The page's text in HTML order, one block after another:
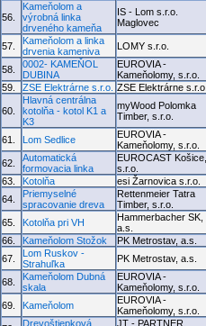
56.
Kameňolom a
výrobná linka
drveného kameňa
IS - Lom s.r.o.
Maglovec
57.
Kameňolom a linka
drvenia kameniva
LOMY s.r.o.
58.
0002- KAMEŇOL
DUBINA
EUROVIA -
Kameňolomy, s.r.o.
59.
ZSE Elektrárne s.r.o. ZSE Elektrárne s.r.o.
60.
Hlavná centrálna
kotolňa - kotol K1 a
K3
myWood Polomka
Timber, s.r.o.
61. Lom Sedlice
EUROVIA -
Kameňolomy, s.r.o.
62.
Automatická
formovacia linka
EUROCAST Košice,
s.r.o.
63.
Kotolňa esi Žarnovica s.r.o.
64.
Priemyselné
spracovanie dreva
Rettenmeier Tatra
Timber, s.r.o.
65. Kotolňa pri VH
Hammerbacher SK,
a.s.
66.
Kameňolom Stožok PK Metrostav, a.s.
67.
Lom Ruskov -
Strahuľka
PK Metrostav, a.s.
68.
Kameňolom Dubná
skala
EUROVIA -
Kameňolomy, s.r.o.
69. Kameňolom
EUROVIA -
Kameňolomy, s.r.o.
Drevoštiepková
JT - PARTNER,